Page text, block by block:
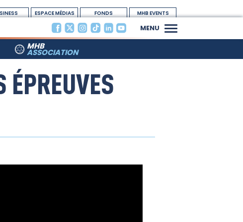
ESPACE MÉDIAS
FONDS
DOTATION
MHB EVENTS
MENU
MHB
ASSOCIATION
ÉPREUVES